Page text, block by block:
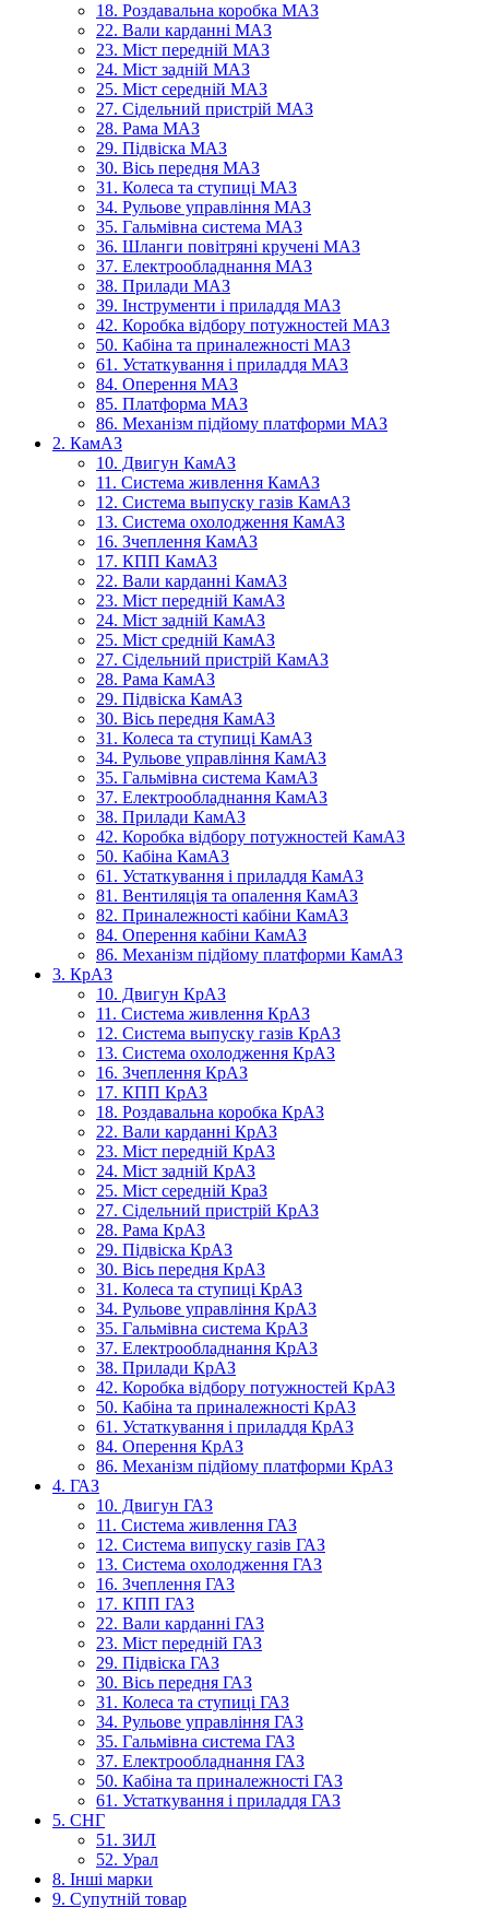
18. Роздавальна коробка МАЗ
22. Вали карданні МАЗ
23. Міст передній МАЗ
24. Міст задній МАЗ
25. Міст середній МАЗ
27. Сідельний пристрій МАЗ
28. Рама МАЗ
29. Підвіска МАЗ
30. Вісь передня МАЗ
31. Колеса та ступиці МАЗ
34. Рульове управління МАЗ
35. Гальмівна система МАЗ
36. Шланги повітряні кручені МАЗ
37. Електрообладнання МАЗ
38. Прилади МАЗ
39. Інструменти і приладдя МАЗ
42. Коробка відбору потужностей МАЗ
50. Кабіна та приналежності МАЗ
61. Устаткування і приладдя МАЗ
84. Оперення МАЗ
85. Платформа МАЗ
86. Механізм підйому платформи МАЗ
2. КамАЗ
10. Двигун КамАЗ
11. Система живлення КамАЗ
12. Система выпуску газів КамАЗ
13. Система охолодження КамАЗ
16. Зчеплення КамАЗ
17. КПП КамАЗ
22. Вали карданні КамАЗ
23. Міст передній КамАЗ
24. Міст задній КамАЗ
25. Міст средній КамАЗ
27. Сідельний пристрій КамАЗ
28. Рама КамАЗ
29. Підвіска КамАЗ
30. Вісь передня КамАЗ
31. Колеса та ступиці КамАЗ
34. Рульове управління КамАЗ
35. Гальмівна система КамАЗ
37. Електрообладнання КамАЗ
38. Прилади КамАЗ
42. Коробка відбору потужностей КамАЗ
50. Кабіна КамАЗ
61. Устаткування і приладдя КамАЗ
81. Вентиляція та опалення КамАЗ
82. Приналежності кабіни КамАЗ
84. Оперення кабіни КамАЗ
86. Механізм підйому платформи КамАЗ
3. КрАЗ
10. Двигун КрАЗ
11. Система живлення КрАЗ
12. Система выпуску газів КрАЗ
13. Система охолодження КрАЗ
16. Зчеплення КрАЗ
17. КПП КрАЗ
18. Роздавальна коробка КрАЗ
22. Вали карданні КрАЗ
23. Міст передній КрАЗ
24. Міст задній КрАЗ
25. Міст середній КраЗ
27. Сідельний пристрій КрАЗ
28. Рама КрАЗ
29. Підвіска КрАЗ
30. Вісь передня КрАЗ
31. Колеса та ступиці КрАЗ
34. Рульове управління КрАЗ
35. Гальмівна система КрАЗ
37. Електрообладнання КрАЗ
38. Прилади КрАЗ
42. Коробка відбору потужностей КрАЗ
50. Кабіна та приналежності КрАЗ
61. Устаткування і приладдя КрАЗ
84. Оперення КрАЗ
86. Механізм підйому платформи КрАЗ
4. ГАЗ
10. Двигун ГАЗ
11. Система живлення ГАЗ
12. Система випуску газів ГАЗ
13. Система охолодження ГАЗ
16. Зчеплення ГАЗ
17. КПП ГАЗ
22. Вали карданні ГАЗ
23. Міст передній ГАЗ
29. Підвіска ГАЗ
30. Вісь передня ГАЗ
31. Колеса та ступиці ГАЗ
34. Рульове управління ГАЗ
35. Гальмівна система ГАЗ
37. Електрообладнання ГАЗ
50. Кабіна та приналежності ГАЗ
61. Устаткування і приладдя ГАЗ
5. СНГ
51. ЗИЛ
52. Урал
8. Інші марки
9. Супутній товар